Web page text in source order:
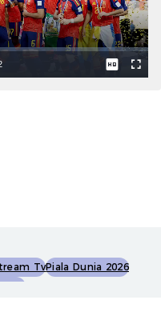
TvPiala Dunia 2026